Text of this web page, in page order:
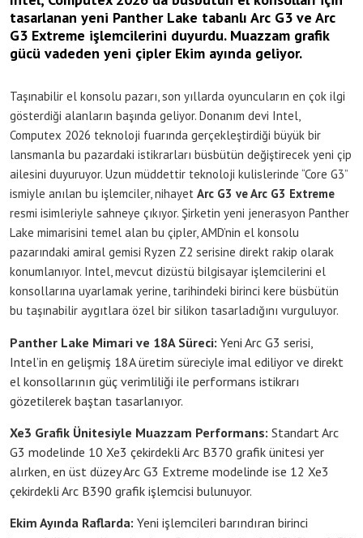
tasarlanan yeni Panther Lake tabanlı Arc G3 ve Arc
G3 Extreme işlemcilerini duyurdu. Muazzam grafik
gücü vadeden yeni çipler Ekim ayında geliyor.
Taşınabilir el konsolu pazarı, son yıllarda oyuncuların en çok ilgi
gösterdiği alanların başında geliyor. Donanım devi Intel,
Computex 2026 teknoloji fuarında gerçekleştirdiği büyük bir
lansmanla bu pazardaki istikrarları büsbütün değiştirecek yeni çip
ailesini duyuruyor. Uzun müddettir teknoloji kulislerinde “Core G3”
ismiyle anılan bu işlemciler, nihayet Arc G3 ve Arc G3 Extreme
resmi isimleriyle sahneye çıkıyor. Şirketin yeni jenerasyon Panther
Lake mimarisini temel alan bu çipler, AMD’nin el konsolu
pazarındaki amiral gemisi Ryzen Z2 serisine direkt rakip olarak
konumlanıyor. Intel, mevcut dizüstü bilgisayar işlemcilerini el
konsollarına uyarlamak yerine, tarihindeki birinci kere büsbütün
bu taşınabilir aygıtlara özel bir silikon tasarladığını vurguluyor.
Panther Lake Mimari ve 18A Süreci: Yeni Arc G3 serisi,
Intel’in en gelişmiş 18A üretim süreciyle imal ediliyor ve direkt
el konsollarının güç verimliliği ile performans istikrarı
gözetilerek baştan tasarlanıyor.
Xe3 Grafik Ünitesiyle Muazzam Performans: Standart Arc
G3 modelinde 10 Xe3 çekirdekli Arc B370 grafik ünitesi yer
alırken, en üst düzey Arc G3 Extreme modelinde ise 12 Xe3
çekirdekli Arc B390 grafik işlemcisi bulunuyor.
Ekim Ayında Raflarda: Yeni işlemcileri barındıran birinci